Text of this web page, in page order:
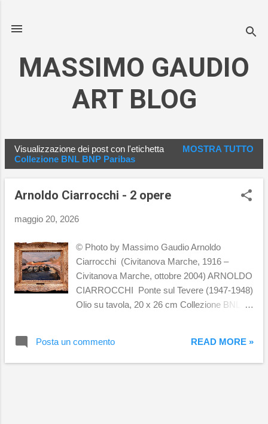
MASSIMO GAUDIO
ART BLOG
o
Visualizzazione dei post con l'etichetta
Collezione BNL BNP Paribas
MOSTRA TUTTO
Arnoldo Ciarrocchi - 2 opere
maggio 20, 2026
© Photo by Massimo Gaudio Arnoldo
Ciarrocchi (Civitanova Marche, 1916 –
Civitanova Marche, ottobre 2004) ARNOLDO
CIARROCCHI Ponte sul Tevere (1947-1948)
Olio su tavola, 20 x 26 cm Collezione BNL
cartoncino, 20 x 26 cm Collezione BNL BNP
Paribas
Posta un commento READ MORE »